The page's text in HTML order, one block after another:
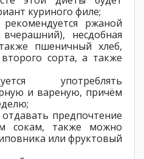
куриного филе;
ржаной
несдобная
пшеничный хлеб,
сорта, а также
употреблять
и вареную, причём
предпочтение
сокам, также можно
или фруктовый